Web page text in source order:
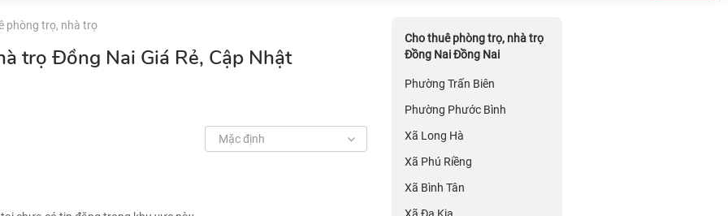
phòng trọ, nhà trọ
trọ Đồng Nai Giá Rẻ, Cập Nhật
Mặc định
Cho thuê phòng trọ, nhà trọ
Đồng Nai Đồng Nai
Phường Trấn Biên
Phường Phước Bình
Xã Long Hà
Xã Phú Riềng
Xã Bình Tân